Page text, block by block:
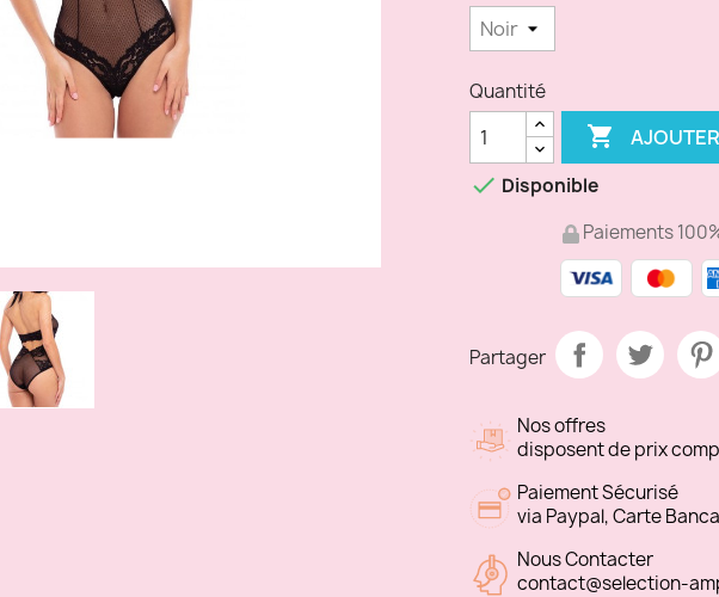
Quantité

 Disponible
Paiements
Partager
Nos offres
disposent de prix
Paiement Sécurisé
via Paypal, Carte
Nous Contacter
contact@selection-